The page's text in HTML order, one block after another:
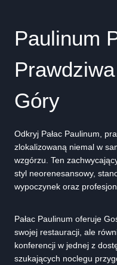
Paulinum
Góry
Odkryj Pałac Paulinum,
zlokalizowaną niemal w
wzgórzu. Ten
styl neorenesansowy,
wypoczynek oraz
Pałac Paulinum oferuje
swojej restauracji, ale
konferencji w jednej z
szukających noclegu